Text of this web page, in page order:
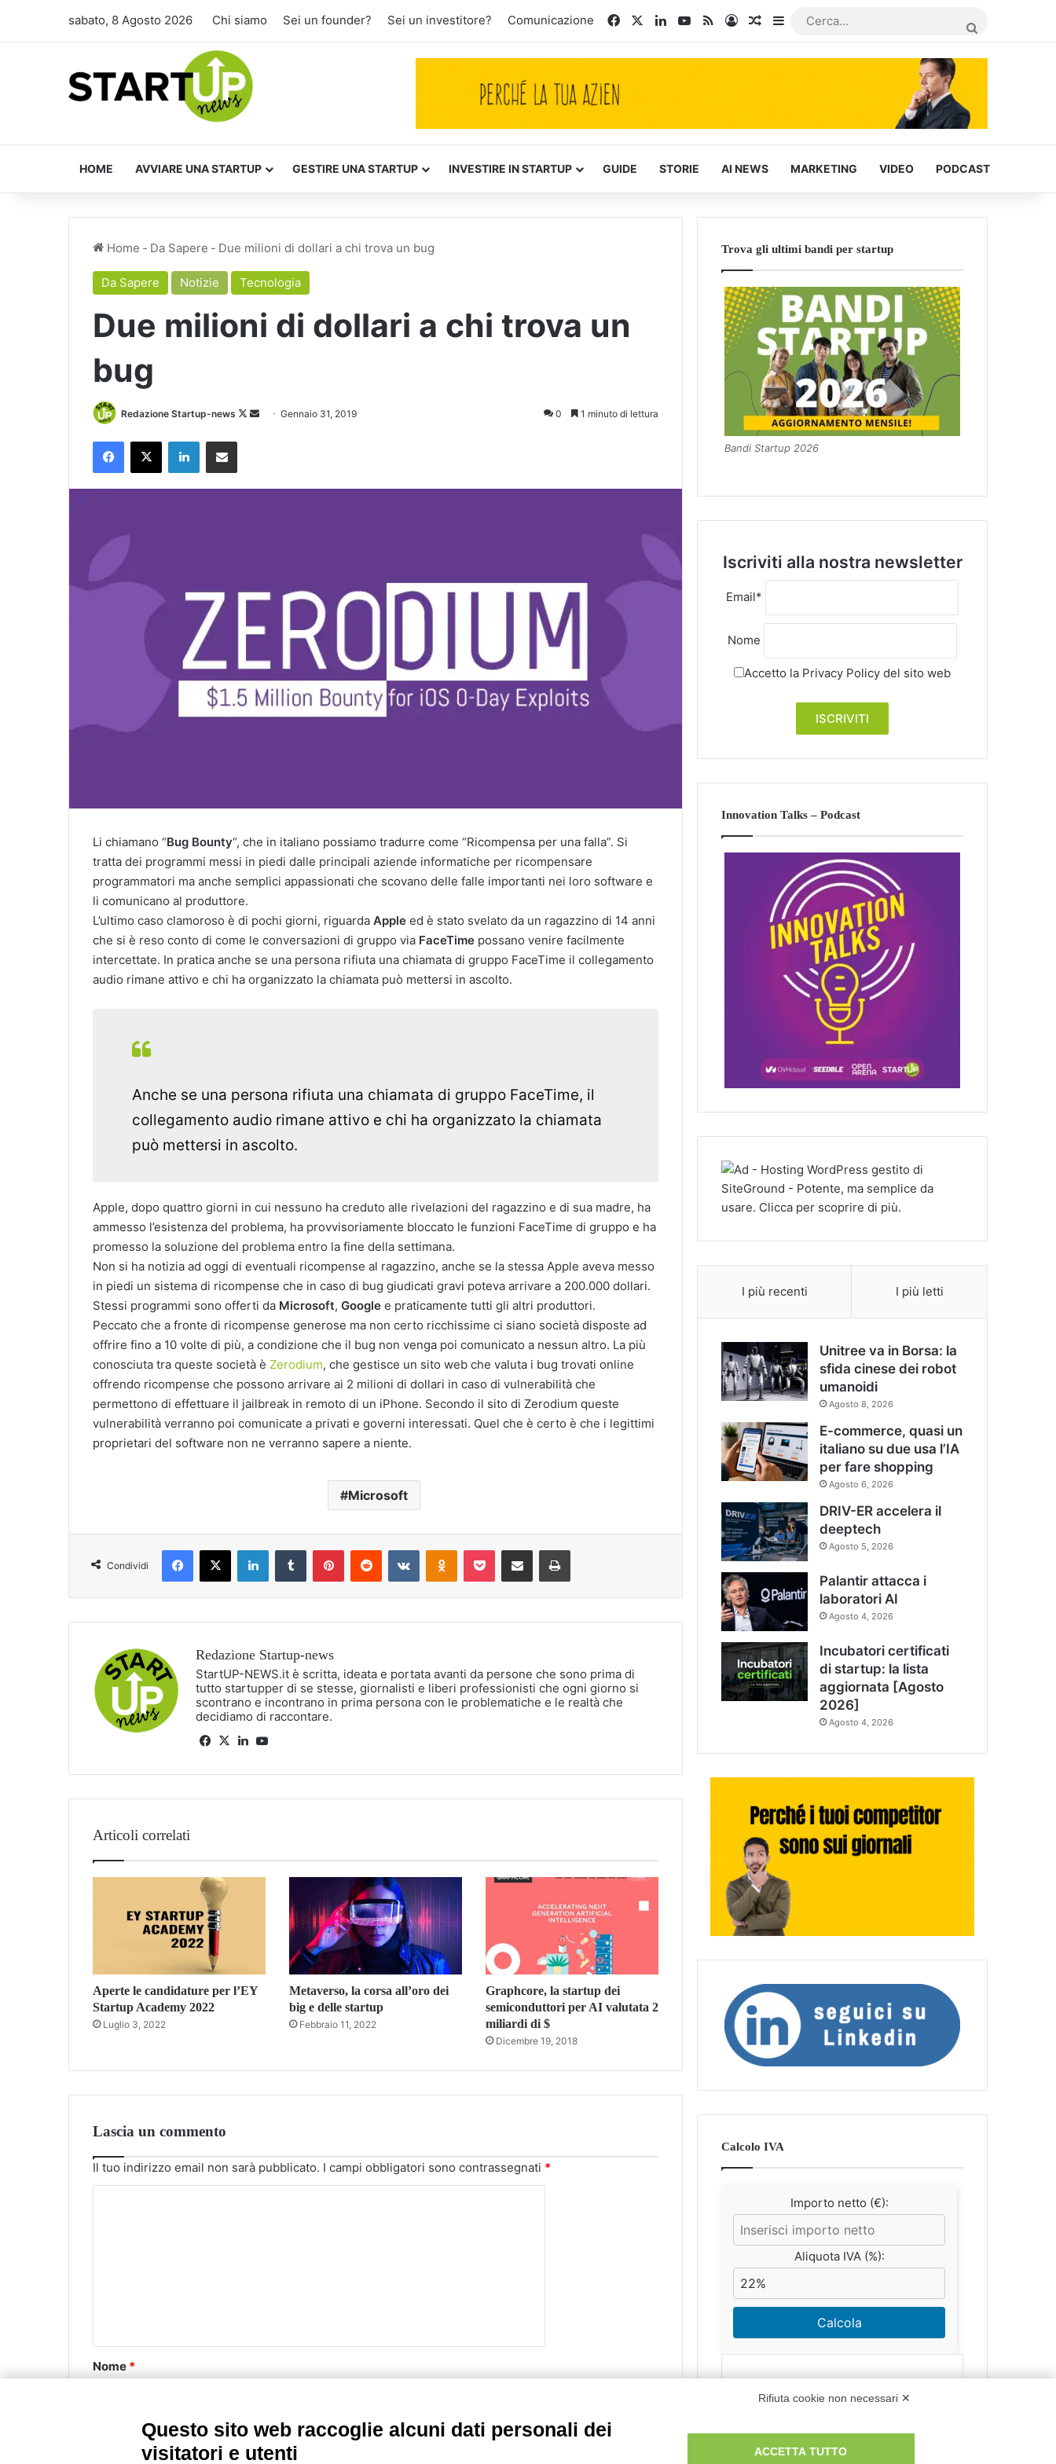
sabato, 8 Agosto 2026 Chi siamo Sei un founder? Sei un investitore? Comunicazione FacebookLinkedInYou Tube
RSSAccediArticoli Casuali
Barra laterale
HOME AVVIARE UNA STARTUP GESTIRE UNA STARTUP INVESTIRE IN STARTUP GUIDE STORIE AI NEWS MARKETING VIDEO PODCAST
Home - Da Sapere - Due milioni di dollari a chi trova un bug
Da Sapere Notizie Tecnologia
Due milioni di dollari a chi trova un
bug
Redazione Startup-news
Follow
Invia Gennaio 31, 2019 0 1 minuto di lettura
Facebook
X LinkedInCondividi via Email
Li chiamano “Bug Bounty“, che in italiano possiamo tradurre come “Ricompensa per una falla”. Si
tratta dei programmi messi in piedi dalle principali aziende informatiche per ricompensare
programmatori ma anche semplici appassionati che scovano delle falle importanti nei loro software e
li comunicano al produttore.
L’ultimo caso clamoroso è di pochi giorni, riguarda Apple ed è stato svelato da un ragazzino di 14 anni
che si è reso conto di come le conversazioni di gruppo via FaceTime possano venire facilmente
intercettate. In pratica anche se una persona rifiuta una chiamata di gruppo FaceTime il collegamento
audio rimane attivo e chi ha organizzato la chiamata può mettersi in ascolto.
Anche se una persona rifiuta una chiamata di gruppo FaceTime, il
collegamento audio rimane attivo e chi ha organizzato la chiamata
può mettersi in ascolto.
Apple, dopo quattro giorni in cui nessuno ha creduto alle rivelazioni del ragazzino e di sua madre, ha
ammesso l’esistenza del problema, ha provvisoriamente bloccato le funzioni FaceTime di gruppo e ha
promesso la soluzione del problema entro la fine della settimana.
Non si ha notizia ad oggi di eventuali ricompense al ragazzino, anche se la stessa Apple aveva messo
in piedi un sistema di ricompense che in caso di bug giudicati gravi poteva arrivare a 200.000 dollari.
Stessi programmi sono offerti da Microsoft, Google e praticamente tutti gli altri produttori.
Peccato che a fronte di ricompense generose ma non certo ricchissime ci siano società disposte ad
offrire fino a 10 volte di più, a condizione che il bug non venga poi comunicato a nessun altro. La più
conosciuta tra queste società è Zerodium, che gestisce un sito web che valuta i bug trovati online
offrendo ricompense che possono arrivare ai 2 milioni di dollari in caso di vulnerabilità che
permettono di effettuare il jailbreak in remoto di un iPhone. Secondo il sito di Zerodium queste
vulnerabilità verranno poi comunicate a privati e governi interessati. Quel che è certo è che i legittimi
proprietari del software non ne verranno sapere a niente.
Microsoft
Condividi
Facebook
X LinkedInTumblrPinterestRedditVKontakteOdnoklassniki
PocketCondividi via Email Stampa
Redazione Startup-news
StartUP-NEWS.it è scritta, ideata e portata avanti da persone che sono prima di
tutto startupper di se stesse, giornalisti e liberi professionisti che ogni giorno si
scontrano e incontrano in prima persona con le problematiche e le realtà che
decidiamo di raccontare.
Facebook
X LinkedIn
Articoli correlati
Aperte le candidature per l’EY
Startup Academy 2022
Luglio 3, 2022
Metaverso, la corsa all’oro dei
big e delle startup
Febbraio 11, 2022
Graphcore, la startup dei
semiconduttori per AI valutata 2
miliardi di $
Dicembre 19, 2018
Lascia un commento
Il tuo indirizzo email non sarà pubblicato. I campi obbligatori sono contrassegnati *
o
Nome *
Sito web
Trova gli ultimi bandi per startup
Bandi Startup 2026
Iscriviti alla nostra newsletter
Email*
Nome
Accetto la Privacy Policy del sito web
Innovation Talks – Podcast
I più recenti I più letti
Unitree va in Borsa: la
sfida cinese dei robot
umanoidi
Agosto 8, 2026
E-commerce, quasi un
italiano su due usa l’IA
per fare shopping
Agosto 6, 2026
DRIV-ER accelera il
deeptech
Agosto 5, 2026
Palantir attacca i
laboratori AI
Agosto 4, 2026
Incubatori certificati
di startup: la lista
aggiornata [Agosto
2026]
Agosto 4, 2026
Calcolo IVA
Importo netto (€):
Aliquota IVA (%):
Calcola
Rifiuta cookie non necessari ✕
Questo sito web raccoglie alcuni dati personali dei
visitatori e utenti
ACCETTA TUTTO